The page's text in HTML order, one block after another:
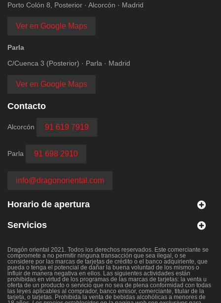
Porto Colón 8, Posterior · Alcorcón · Madrid
Ver en Google Maps
Parla
C/Cuenca 3 (Posterior) · Parla · Madrid
Ver en Google Maps
Contacto
Alcorcón 91 619 7919
Parla 91 698 2910
info@dragonoriental.com
Horario de apertura
Servicios
Dragón oriental 2021. Todos los derechos reservados. Este comerciante se
compromete a no permitir ninguna transacción que sea ilegal, o se
considere por las marcas de tarjetas de crédito o el banco adquiriente, que
pueda o tenga el potencial de dañar la buena voluntad de los mismos o
influir de manera negativa en ellos. Las siguientes actividades están
prohibidas en virtud de los programas de las marcas de tarjetas: la venta u
oferta de un producto o servicio que no sea de plena conformidad con todas
las leyes aplicables al comprador, banco emisor, comerciante, titular de la
tarjeta, o tarjetas. Prohibida la venta de bebidas alcohólicas a menores de